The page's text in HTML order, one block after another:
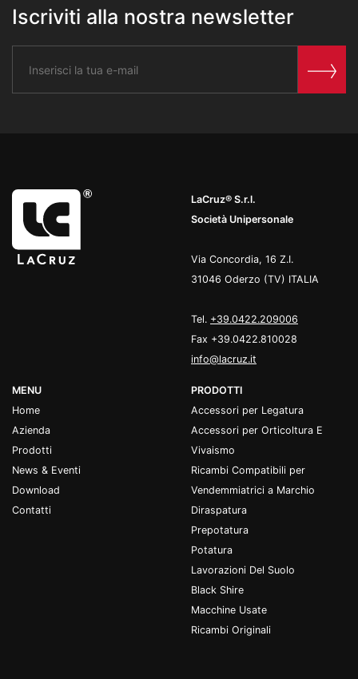
Iscriviti alla nostra newsletter
LaCruz® S.r.l.
Società Unipersonale
Via Concordia, 16 Z.I.
31046 Oderzo (TV) ITALIA
Tel. +39.0422.209006
Fax +39.0422.810028
info@lacruz.it
MENU
Home
Azienda
Prodotti
News & Eventi
Download
Contatti
PRODOTTI
Accessori per Legatura
Accessori per Orticoltura E
Vivaismo
Ricambi Compatibili per
Vendemmiatrici a Marchio
Diraspatura
Prepotatura
Potatura
Lavorazioni Del Suolo
Black Shire
Macchine Usate
Ricambi Originali